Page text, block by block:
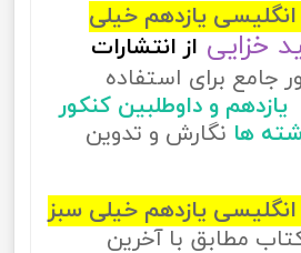
یازدهم خیلی
خزایی از انتشارات
جامع برای استفاده
و داوطلبین کنکور
ها نگارش و تدوین
یازدهم خیلی سبز
مطابق با آخرین